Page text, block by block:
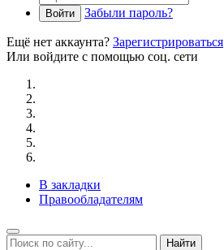
Войти Забыли пароль?
Ещё нет аккаунта? Зарегистрироваться
Или войдите с помощью соц. сети
В закладки
Правообладателям
Найти